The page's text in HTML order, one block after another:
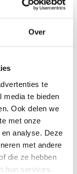
Over
te
media te bieden
Ook delen we
met onze
analyse. Deze
met andere
die ze hebben
hun services.
verzendkosten
van